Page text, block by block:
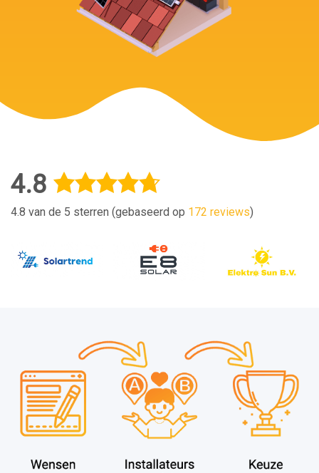
4.8
4.8 van de 5 sterren (gebaseerd op 172 reviews)